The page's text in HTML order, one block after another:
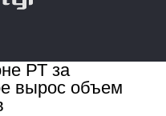
РТ за
вырос объем